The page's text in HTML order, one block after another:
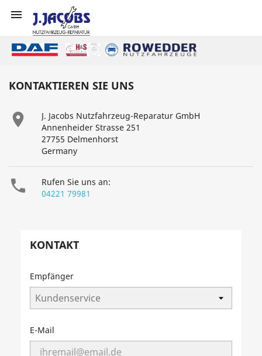

KONTAKTIEREN SIE UNS

J. Jacobs Nutzfahrzeug-Reparatur GmbH
Annenheider Strasse 251
27755 Delmenhorst
Germany

Rufen Sie uns an:
04221 79981
KONTAKT
Empfänger
E-Mail